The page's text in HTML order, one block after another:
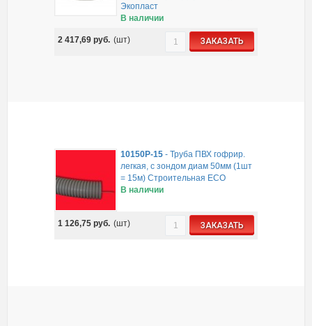
Экопласт
В наличии
2 417,69 руб. (шт) ЗАКАЗАТЬ
10150P-15- Труба ПВХ гофрир.
легкая, с зондом диам 50мм (1шт
= 15м) Строительная ECO
В наличии
1 126,75 руб. (шт) ЗАКАЗАТЬ